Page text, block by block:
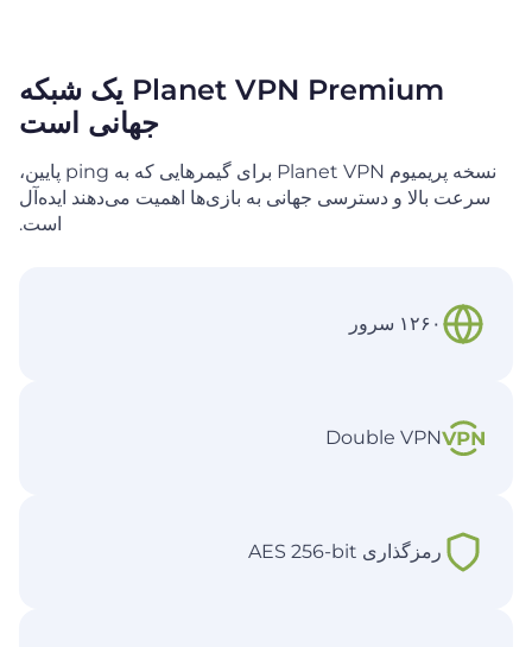
Planet VPN Premium یک شبکه
جهانی است
نسخه پریمیوم Planet VPN برای گیمرهایی که به ping پایین،
سرعت بالا و دسترسی جهانی به بازی‌ها اهمیت می‌دهند ایده‌آل
است.
۱۲۶۰ سرور
Double VPN
رمزگذاری AES 256-bit